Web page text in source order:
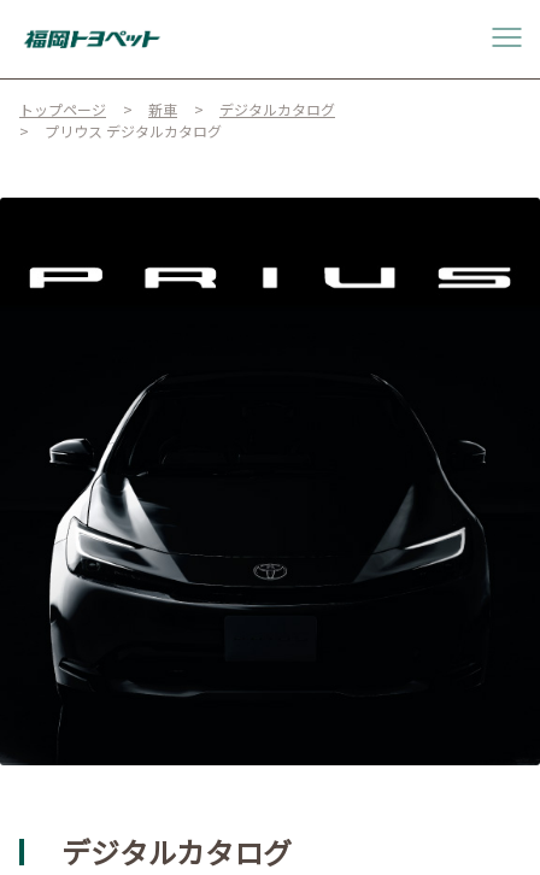
トップページ 新車
デジタルカタログ
プリウス デジタルカタログ
デジタルカタログ